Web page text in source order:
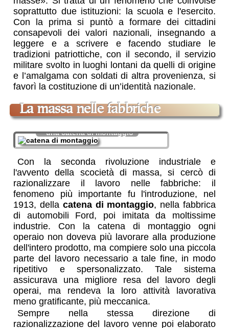
soprattutto due istituzioni: la scuola e l'esercito.
Con la prima si puntò a formare dei cittadini
consapevoli dei valori nazionali, insegnando a
leggere e a scrivere e facendo studiare le
tradizioni patriottiche, con il secondo, il servizio
militare svolto in luoghi lontani da quelli di origine
e l’amalgama con soldati di altra provenienza, si
favorì la costituzione di un’identità nazionale.
la massa nelle fabbriche
una catena di montaggio
Con la seconda rivoluzione industriale e
l'avvento della scocietà di massa, si cercò di
razionalizzare il lavoro nelle fabbriche: il
fenomeno più importante fu l'introduzione, nel
1913, della catena di montaggio, nella fabbrica
di automobili Ford, poi imitata da moltissime
industrie. Con la catena di montaggio ogni
operaio non doveva più lavorare alla produzione
dell'intero prodotto, ma compiere solo una piccola
parte del lavoro necessario a tale fine, in modo
ripetitivo e spersonalizzato. Tale sistema
assicurava una migliore resa del lavoro degli
operai, ma rendeva la loro attività lavorativa
meno gratificante, più meccanica.
Sempre nella stessa direzione di
razionalizzazione del lavoro venne poi elaborato